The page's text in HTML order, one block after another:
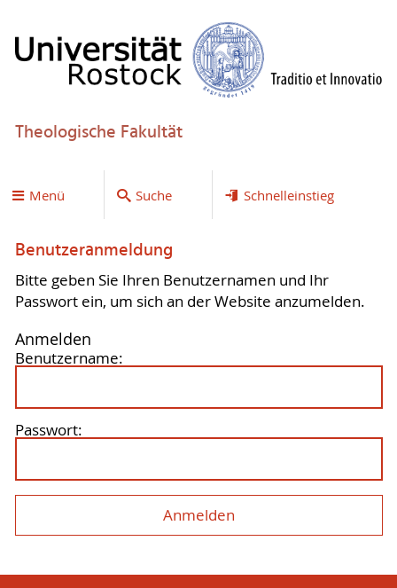
Theologische Fakultät
Menü Suche Schnelleinstieg
Benutzeranmeldung
Bitte geben Sie Ihren Benutzernamen und Ihr
Passwort ein, um sich an der Website anzumelden.
Anmelden
Benutzername:
Passwort: